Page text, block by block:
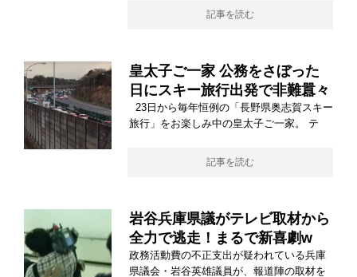
記事を読む
皇太子ご一家 公務をさぼった
日にスキー旅行出発で非難囂々
23日から毎年恒例の「長野県奥志賀スキー
旅行」をお楽しみ中の皇太子ご一家。 テ
記事を読む
岩谷兵庫県議がテレビ取材から
全力で逃走！まるで新喜劇w
政務活動費の不正支出が疑われている兵庫
県議会・岩谷英雄議員が、報道陣の取材を